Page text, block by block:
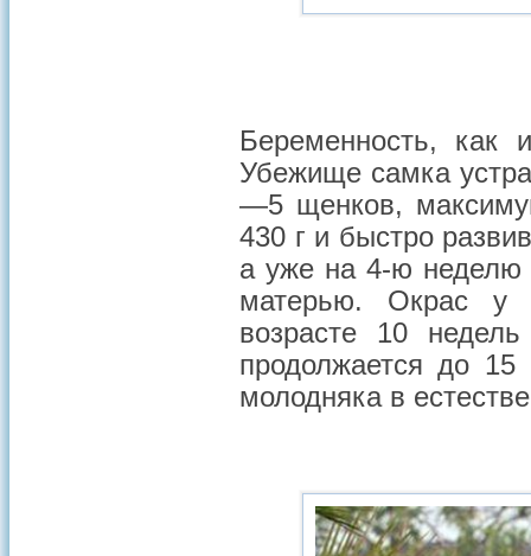
Беременность,
Убежище самка
—5 щенков,
430 г и быстро
а уже на 4-ю неделю
матерью. Окрас у
возрасте 10
продолжается до
молодняка в